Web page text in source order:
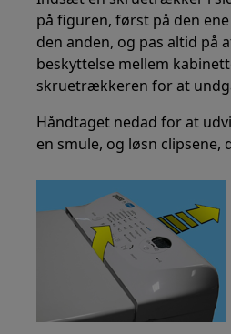
på figuren, først på den
den anden, og pas altid på
beskyttelse mellem
skruetrækkeren for at
Håndtaget nedad for at
en smule, og løsn clipsene,